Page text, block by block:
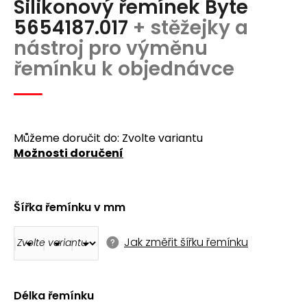
produktu
je
0,0
z
5
hvězdiček.
Silikonový řemínek Byte
5654187.017 + stěžejky a
nástroj pro výměnu
řemínku k objednávce
Délka řemínku
Šířka řemínku v mm
Jak změřit šířku řemínku
Můžeme doručit do: Zvolte variantu
Možnosti doručení
a
j
í
t
?
D
o
p
o
u